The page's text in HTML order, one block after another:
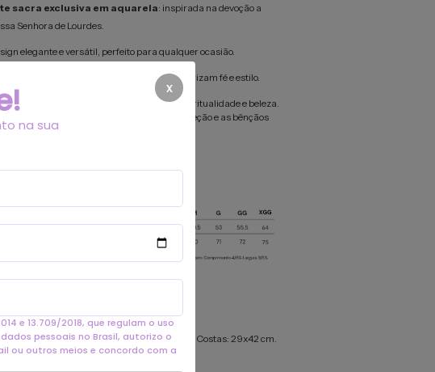
sacra exclusiva em aquarela: inspirada na devoção a
Senhora de Lourdes.
elegante e versátil, perfeito para qualquer ocasião.
presente significativo para devotos que valorizam fé e estilo.
sua devoção em uma expressão de espiritualidade e beleza.
já esta camiseta única e leve consigo a proteção e as bênçãos
Senhora de Lourdes!
de impressão:Frente: 29x42 cm. Costas: 29x42 cm.
a área como largura x altura.
x
na sua
e 13.709/2018, que regulam o uso
pessoais no Brasil, autorizo o
ou outros meios e concordo com a